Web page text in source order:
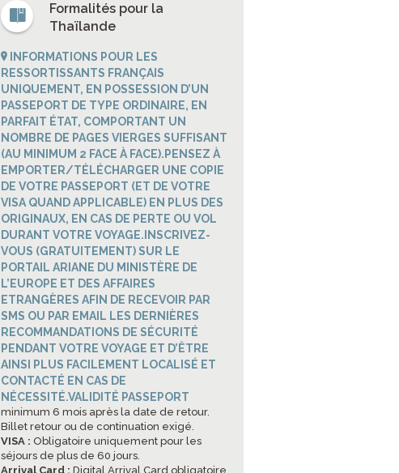
Formalités pour la
Thaïlande
INFORMATIONS POUR LES
RESSORTISSANTS FRANÇAIS
UNIQUEMENT, EN POSSESSION D’UN
PASSEPORT DE TYPE ORDINAIRE, EN
PARFAIT ÉTAT, COMPORTANT UN
NOMBRE DE PAGES VIERGES SUFFISANT
(AU MINIMUM 2 FACE À FACE).PENSEZ À
EMPORTER/TÉLÉCHARGER UNE COPIE
DE VOTRE PASSEPORT (ET DE VOTRE
VISA QUAND APPLICABLE) EN PLUS DES
ORIGINAUX, EN CAS DE PERTE OU VOL
DURANT VOTRE VOYAGE.INSCRIVEZ-
VOUS (GRATUITEMENT) SUR LE
PORTAIL ARIANE DU MINISTÈRE DE
L’EUROPE ET DES AFFAIRES
ETRANGÈRES AFIN DE RECEVOIR PAR
SMS OU PAR EMAIL LES DERNIÈRES
RECOMMANDATIONS DE SÉCURITÉ
PENDANT VOTRE VOYAGE ET D’ÊTRE
AINSI PLUS FACILEMENT LOCALISÉ ET
CONTACTÉ EN CAS DE
NÉCESSITÉ.VALIDITÉ PASSEPORT
minimum 6 mois après la date de retour.
Billet retour ou de continuation exigé.
VISA : Obligatoire uniquement pour les
séjours de plus de 60 jours.
Arrival Card :Digital Arrival Card obligatoire